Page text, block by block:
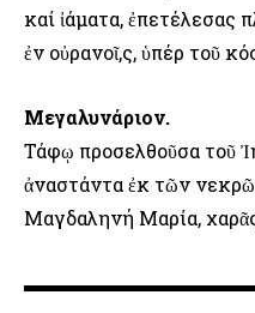
καί ἰάματα, ἐπετέλεσας
ἐν οὐρανοῖ,ς, ὑπέρ τοῦ
Μεγαλυνάριον.
Τάφῳ προσελθοῦσα τοῦ
ἀναστάντα ἐκ τῶν
Μαγδαληνή Μαρία,